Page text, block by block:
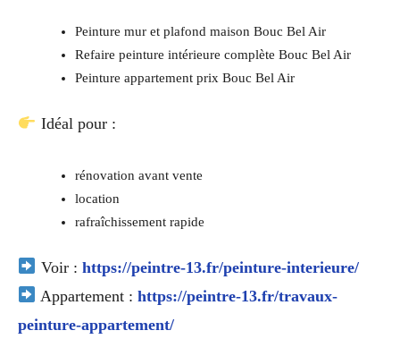
Peinture mur et plafond maison Bouc Bel Air
Refaire peinture intérieure complète Bouc Bel Air
Peinture appartement prix Bouc Bel Air
Idéal pour :
rénovation avant vente
location
rafraîchissement rapide
Voir : https://peintre-13.fr/peinture-interieure/
Appartement : https://peintre-13.fr/travaux-
peinture-appartement/